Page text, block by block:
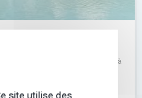
CONDRIEU À MONTÉLIMAR
par le Rhône, vous partirez à
gastronomiques et
sur les traces de ce fleuve,
qui égrène plus de 2000